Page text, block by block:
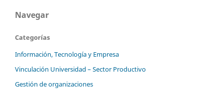
Navegar
Categorías
Información, Tecnología y Empresa
Vinculación Universidad – Sector Productivo
Gestión de organizaciones